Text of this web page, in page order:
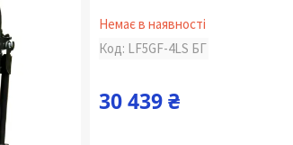
Немає в наявності
Код: LF5GF-4LS БГ
30 439 ₴